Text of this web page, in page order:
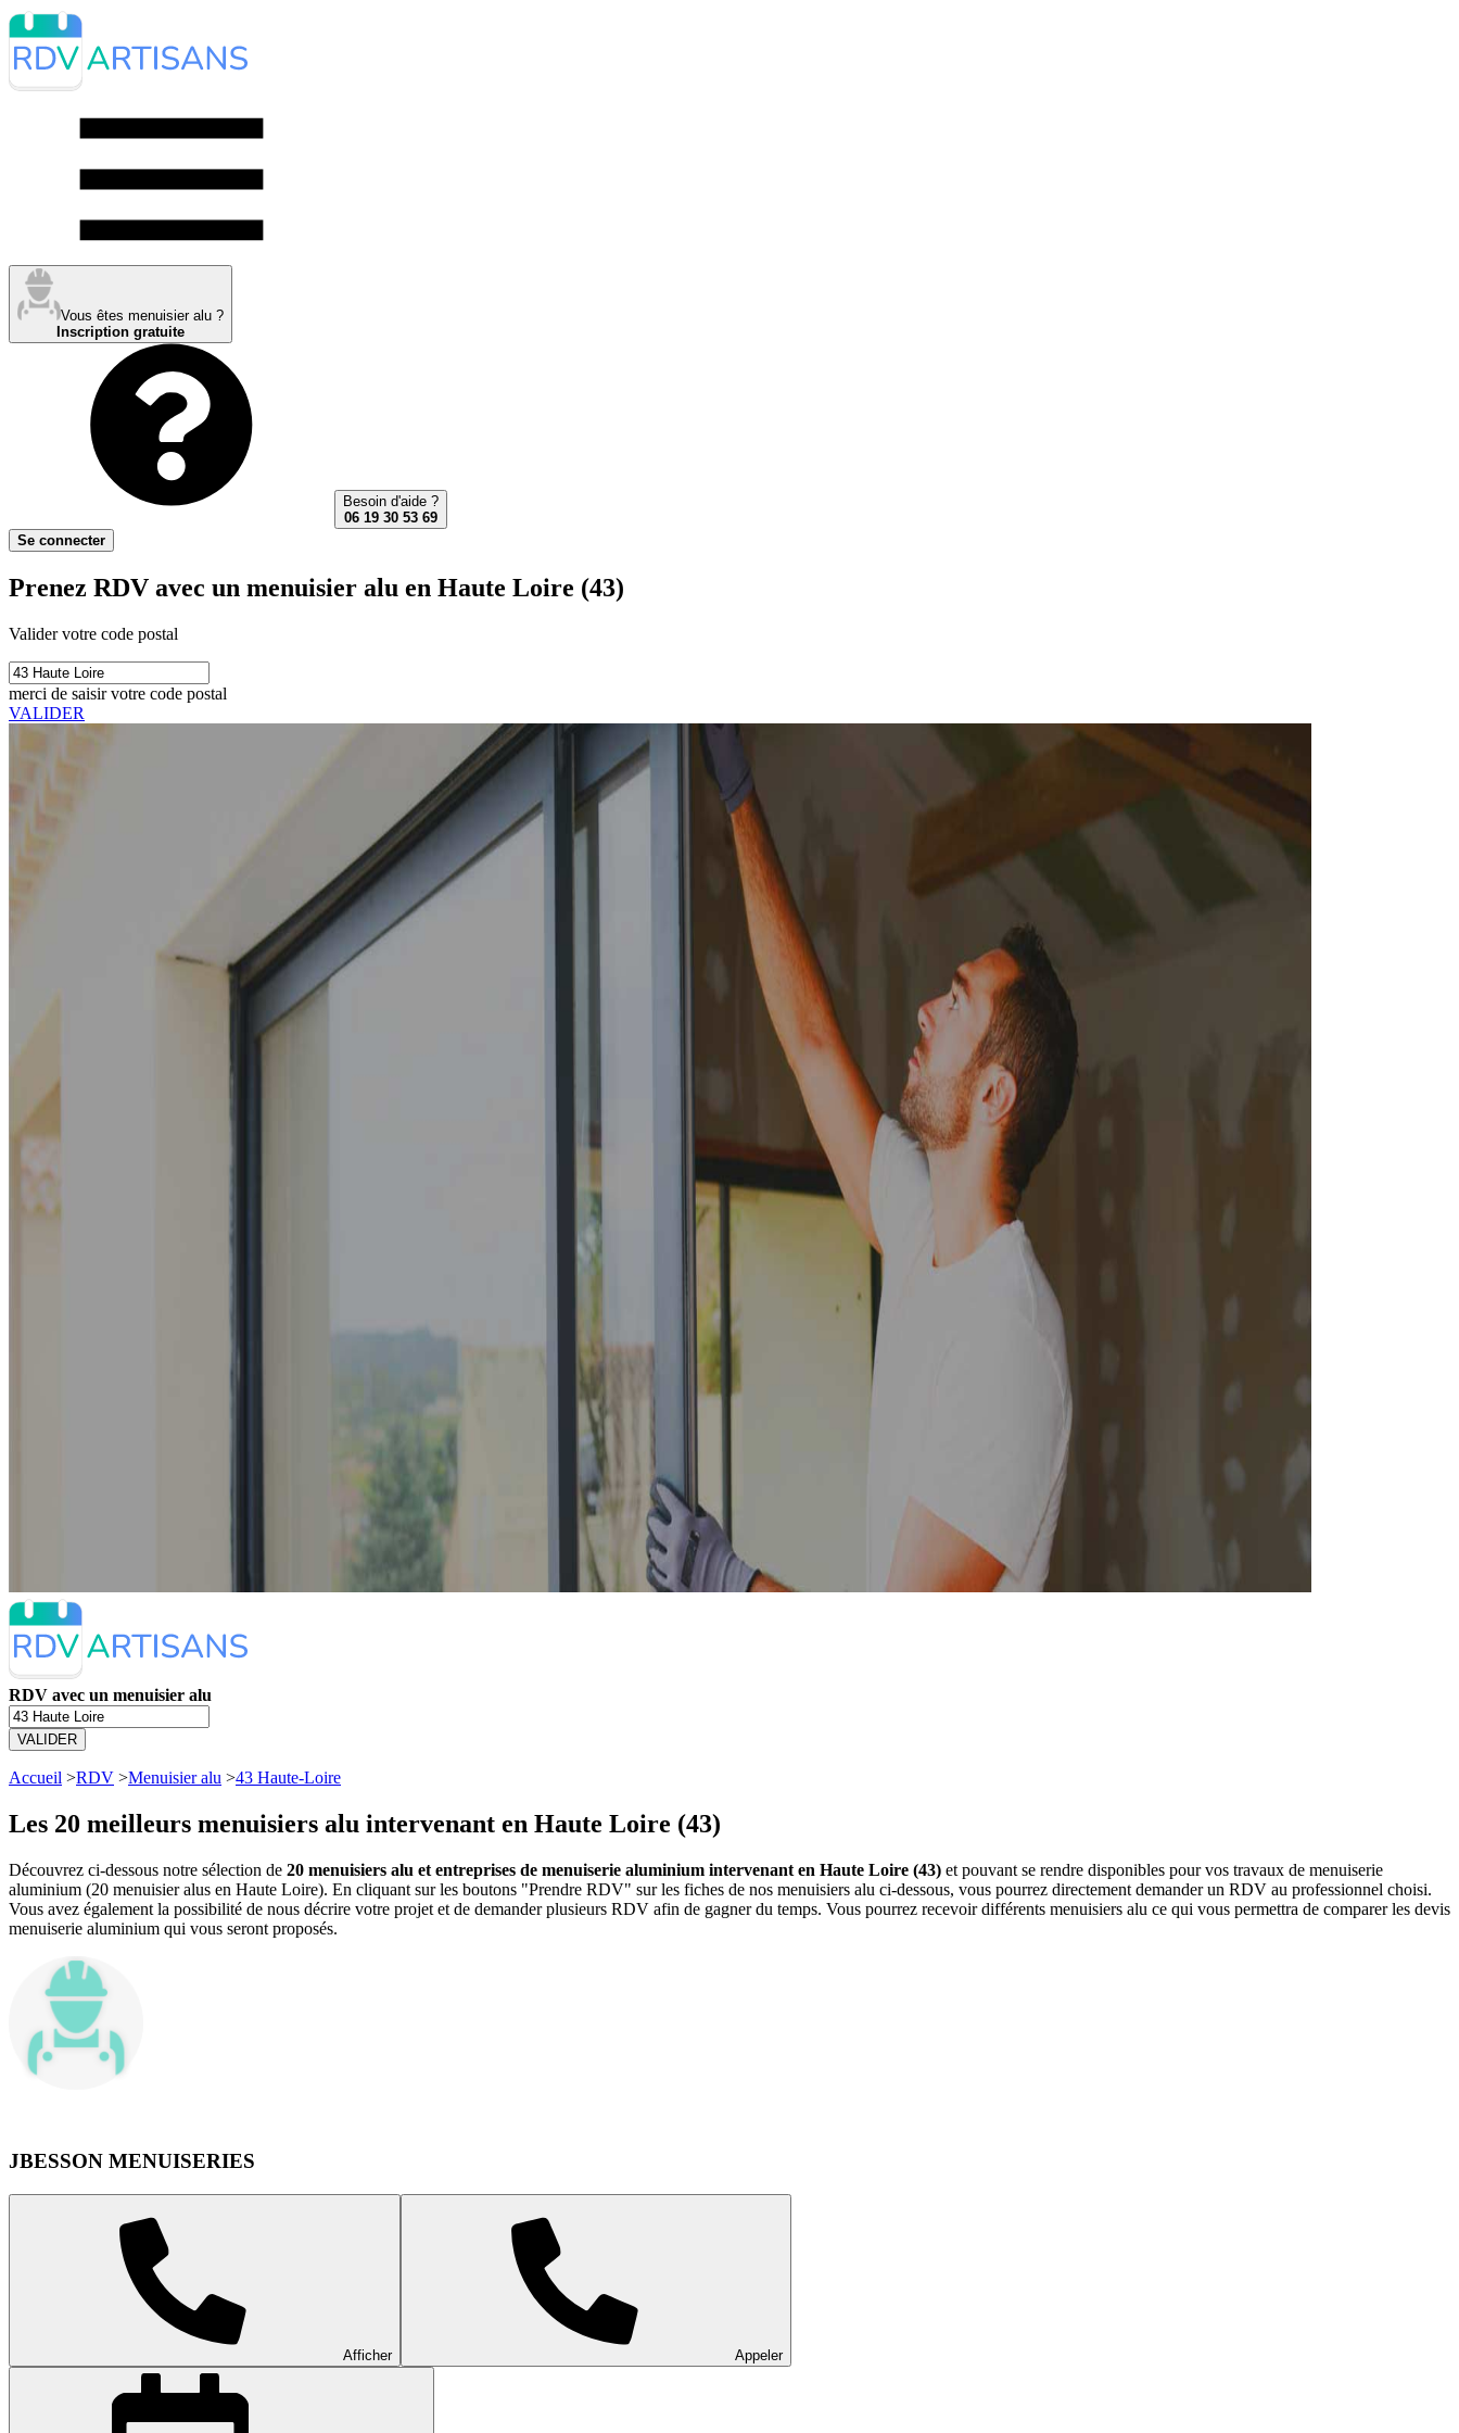
Vous êtes menuisier alu ?
Inscription gratuite
Besoin d'aide ?
06 19 30 53 69
Se connecter
Prenez RDV avec un menuisier alu en Haute Loire (43)
Valider votre code postal
merci de saisir votre code postal
VALIDER
RDV avec un menuisier alu
VALIDER
Accueil >RDV >Menuisier alu >43 Haute-Loire
Les 20 meilleurs menuisiers alu intervenant en Haute Loire (43)
Découvrez ci-dessous notre sélection de 20 menuisiers alu et entreprises de menuiserie aluminium intervenant en Haute Loire (43) et pouvant se rendre disponibles pour vos travaux de menuiserie
aluminium (20 menuisier alus en Haute Loire). En cliquant sur les boutons "Prendre RDV" sur les fiches de nos menuisiers alu ci-dessous, vous pourrez directement demander un RDV au professionnel choisi.
Vous avez également la possibilité de nous décrire votre projet et de demander plusieurs RDV afin de gagner du temps. Vous pourrez recevoir différents menuisiers alu ce qui vous permettra de comparer les devis
menuiserie aluminium qui vous seront proposés.
JBESSON MENUISERIES
Afficher Appeler